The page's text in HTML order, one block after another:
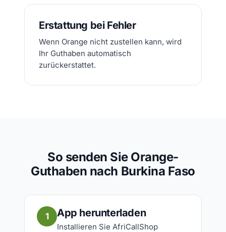
Erstattung bei Fehler
Wenn Orange nicht zustellen kann, wird
Ihr Guthaben automatisch
zurückerstattet.
So senden Sie Orange-
Guthaben nach Burkina Faso
1 App herunterladen
Installieren Sie AfriCallShop